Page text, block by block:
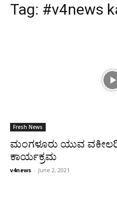
Tag: #v4news
Fresh News
ಮಂಗಳೂರು ಯುವ
ಕಾರ್ಯಕ್ರಮ
v4news - June 2, 2021